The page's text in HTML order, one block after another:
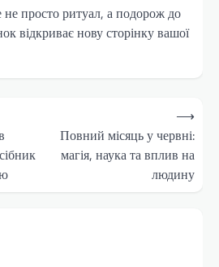
просто ритуал, а подорож до
відкриває нову сторінку вашої
Повний місяць у червні:
магія, наука та вплив на
людину
⟶